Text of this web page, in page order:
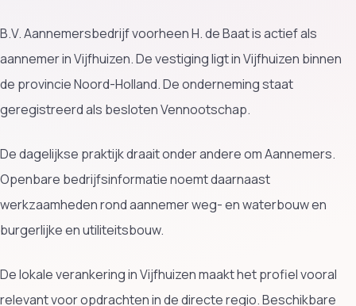
B.V. Aannemersbedrijf voorheen H. de Baat is actief als
aannemer in Vijfhuizen. De vestiging ligt in Vijfhuizen binnen
de provincie Noord-Holland. De onderneming staat
geregistreerd als besloten Vennootschap.
De dagelijkse praktijk draait onder andere om Aannemers.
Openbare bedrijfsinformatie noemt daarnaast
werkzaamheden rond aannemer weg- en waterbouw en
burgerlijke en utiliteitsbouw.
De lokale verankering in Vijfhuizen maakt het profiel vooral
relevant voor opdrachten in de directe regio. Beschikbare